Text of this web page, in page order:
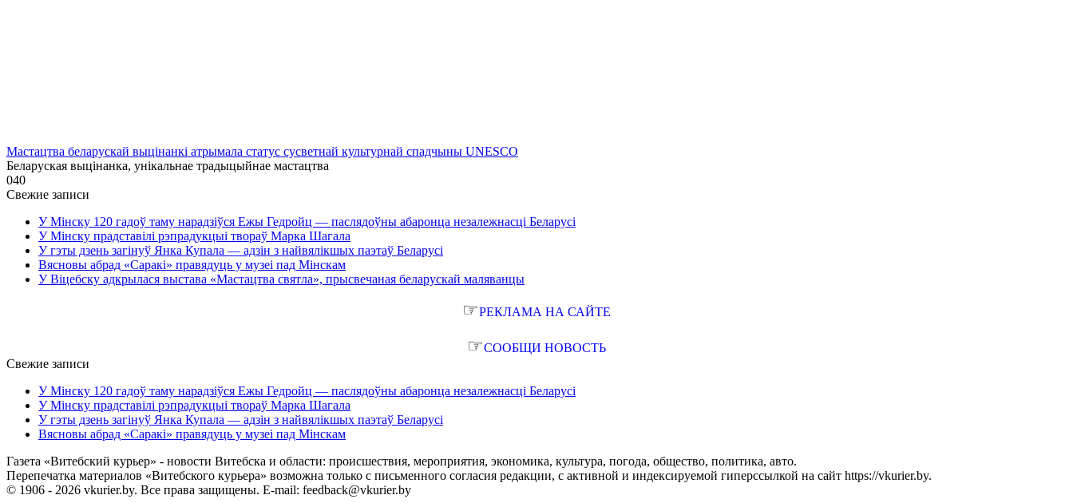
Мастацтва беларускай выцінанкі атрымала статус сусветнай культурнай спадчыны UNESCO
Беларуская выцінанка, унікальнае традыцыйнае мастацтва
040
Свежие записи
У Мінску 120 гадоў таму нарадзіўся Ежы Гедройц — паслядоўны абаронца незалежнасці Беларусі
У Мінску прадставілі рэпрадукцыі твораў Марка Шагала
У гэты дзень загінуў Янка Купала — адзін з найвялікшых паэтаў Беларусі
Вясновы абрад «Саракі» правядуць у музеі пад Мінскам
У Віцебску адкрылася выстава «Мастацтва святла», прысвечаная беларускай маляванцы
☞РЕКЛАМА НА САЙТЕ
☞СООБЩИ НОВОСТЬ
Свежие записи
У Мінску 120 гадоў таму нарадзіўся Ежы Гедройц — паслядоўны абаронца незалежнасці Беларусі
У Мінску прадставілі рэпрадукцыі твораў Марка Шагала
У гэты дзень загінуў Янка Купала — адзін з найвялікшых паэтаў Беларусі
Вясновы абрад «Саракі» правядуць у музеі пад Мінскам
Газета «Витебский курьер» - новости Витебска и области: происшествия, мероприятия, экономика, культура, погода, общество, политика, авто.
Перепечатка материалов «Витебского курьера» возможна только с письменного согласия редакции, с активной и индексируемой гиперссылкой на сайт https://vkurier.by.
© 1906 - 2026 vkurier.by. Все права защищены. E-mail: feedback@vkurier.by